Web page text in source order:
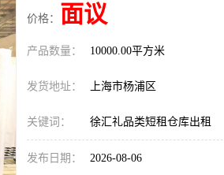
价格： 面议
产品数量： 10000.00平方米
发货地址： 上海市杨浦区
关键词： 徐汇礼品类短租仓库出租
发布日期： 2026-08-06